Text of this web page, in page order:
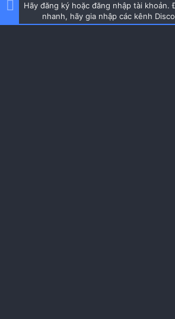
Hãy đăng ký hoặc đăng nhập tài khoản.
nhanh, hãy gia nhập các kênh